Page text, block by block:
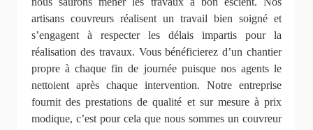
artisans couvreurs réalisent un travail bien soigné et
s’engagent à respecter les délais impartis pour la
réalisation des travaux. Vous bénéficierez d’un chantier
propre à chaque fin de journée puisque nos agents le
nettoient après chaque intervention. Notre entreprise
fournit des prestations de qualité et sur mesure à prix
modique, c’est pour cela que nous sommes un couvreur